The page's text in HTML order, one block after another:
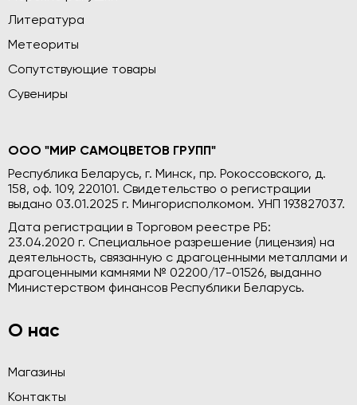
Литература
Метеориты
Сопутствующие товары
Сувениры
ООО "МИР САМОЦВЕТОВ ГРУПП"
Республика Беларусь, г. Минск, пр. Рокоссовского, д.
158, оф. 109, 220101. Свидетельство о регистрации
выдано 03.01.2025 г. Мингорисполкомом. УНП 193827037.
Дата регистрации в Торговом реестре РБ:
23.04.2020 г. Специальное разрешение (лицензия) на
деятельность, связанную с драгоценными металлами и
драгоценными камнями № 02200/17-01526, выданно
Министерством финансов Республики Беларусь.
О нас
Магазины
Контакты